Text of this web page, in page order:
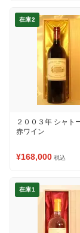
在庫2
２００３年 シャト
赤ワイン
¥168,000 税込
在庫1